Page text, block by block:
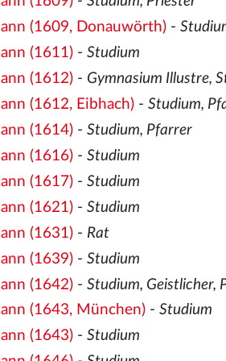
(1609, Donauwörth) -
(1611) -Studium
(1612) - Gymnasium Illustre,
(1612, Eibhach) -Studium,
(1614) -Studium, Pfarrer
(1616) -Studium
(1617) -Studium
(1621) -Studium
(1631) - Rat
(1639) -Studium
(1642) -Studium, Geistlicher,
(1643, München) -Studium
(1643) -Studium